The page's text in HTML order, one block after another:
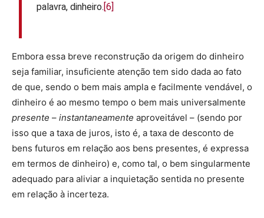
palavra, dinheiro.[6]
Embora essa breve reconstrução da origem do dinheiro
seja familiar, insuficiente atenção tem sido dada ao fato
de que, sendo o bem mais ampla e facilmente vendável, o
dinheiro é ao mesmo tempo o bem mais universalmente
presente – instantaneamente aproveitável – (sendo por
isso que a taxa de juros, isto é, a taxa de desconto de
bens futuros em relação aos bens presentes, é expressa
em termos de dinheiro) e, como tal, o bem singularmente
adequado para aliviar a inquietação sentida no presente
em relação à incerteza.